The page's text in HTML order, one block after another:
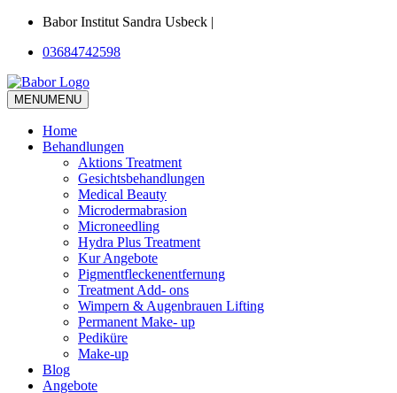
Babor Institut Sandra Usbeck |
03684742598
MENUMENU
Home
Behandlungen
Aktions Treatment
Gesichtsbehandlungen
Medical Beauty
Microdermabrasion
Microneedling
Hydra Plus Treatment
Kur Angebote
Pigmentfleckenentfernung
Treatment Add- ons
Wimpern & Augenbrauen Lifting
Permanent Make- up
Pediküre
Make-up
Blog
Angebote